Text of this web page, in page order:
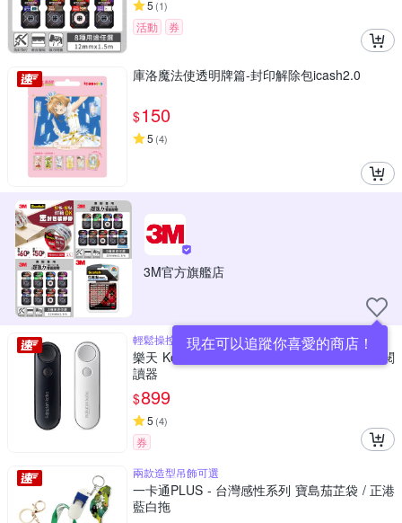
5 (1)
活動 券
庫洛魔法使透明牌篇-封印解除包icash2.0
$150
5 (4)
3M官方旗艦店
現在可以追蹤你喜愛的商店！
輕鬆操控，前進後退自如
樂天 Kobo Remote 藍牙翻頁器 - 適用 Kobo 閱
讀器
$899
5 (4)
券
兩款造型吊飾可選
一卡通PLUS - 台灣感性系列 寶島茄芷袋 / 正港
藍白拖